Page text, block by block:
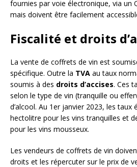
fournies par voie électronique, via un
mais doivent être facilement
Fiscalité et droits
La vente de coffrets de vin est
spécifique. Outre la TVA au taux
soumis à des droits d’accises. Ces
selon le type de vin (tranquille ou
d’alcool. Au 1er janvier 2023, les taux
hectolitre pour les vins tranquilles et
pour les vins mousseux.
Les vendeurs de coffrets de vin
droits et les répercuter sur le prix de